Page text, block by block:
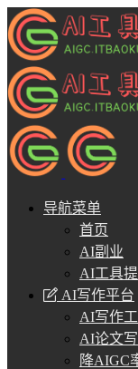
导航菜单
首页
AI副业
AI工具
AI写作平台
AI写作
AI论文
降AIGC